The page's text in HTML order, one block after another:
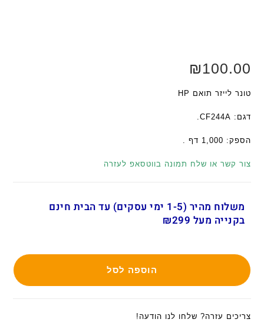
₪100.00
טונר לייזר תואם HP
דגם: CF244A.
הספק: 1,000 דף .
צור קשר או שלח תמונה בווטסאפ לעזרה
משלוח מהיר (1-5 ימי עסקים) עד הבית חינם
בקנייה מעל ₪299
הוספה לסל
צריכים עזרה? שלחו לנו הודעה!